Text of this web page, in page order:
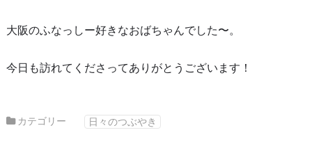
大阪のふなっしー好きなおばちゃんでした〜。
今日も訪れてくださってありがとうございます！
カテゴリー 日々のつぶやき